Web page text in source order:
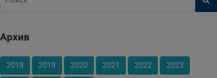
Архив
2018 2019 2020 2021 2022 2023